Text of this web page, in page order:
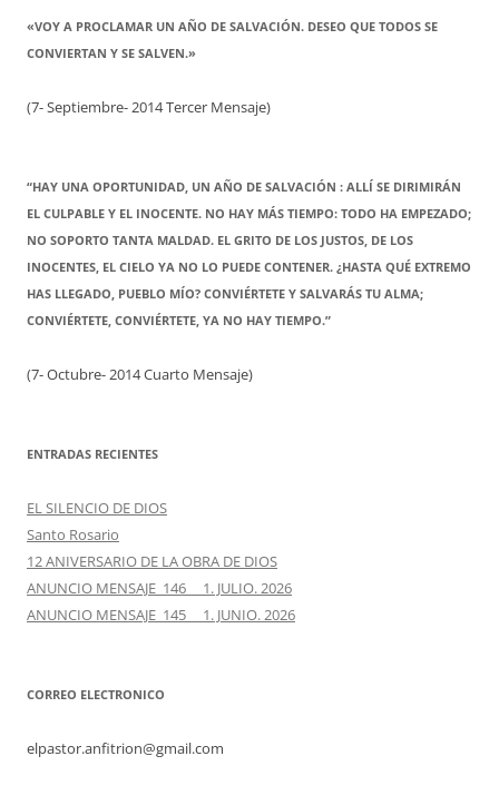
«VOY A PROCLAMAR UN AÑO DE SALVACIÓN. DESEO QUE TODOS SE
CONVIERTAN Y SE SALVEN.»
(7- Septiembre- 2014 Tercer Mensaje)
“HAY UNA OPORTUNIDAD, UN AÑO DE SALVACIÓN : ALLÍ SE DIRIMIRÁN
EL CULPABLE Y EL INOCENTE. NO HAY MÁS TIEMPO: TODO HA EMPEZADO;
NO SOPORTO TANTA MALDAD. EL GRITO DE LOS JUSTOS, DE LOS
INOCENTES, EL CIELO YA NO LO PUEDE CONTENER. ¿HASTA QUÉ EXTREMO
HAS LLEGADO, PUEBLO MÍO? CONVIÉRTETE Y SALVARÁS TU ALMA;
CONVIÉRTETE, CONVIÉRTETE, YA NO HAY TIEMPO.”
(7- Octubre- 2014 Cuarto Mensaje)
ENTRADAS RECIENTES
EL SILENCIO DE DIOS
Santo Rosario
12 ANIVERSARIO DE LA OBRA DE DIOS
ANUNCIO MENSAJE 146 1. JULIO. 2026
ANUNCIO MENSAJE 145 1. JUNIO. 2026
CORREO ELECTRONICO
elpastor.anfitrion@gmail.com